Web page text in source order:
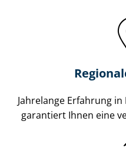
Jahrelange Erfahrung
garantiert Ihnen eine